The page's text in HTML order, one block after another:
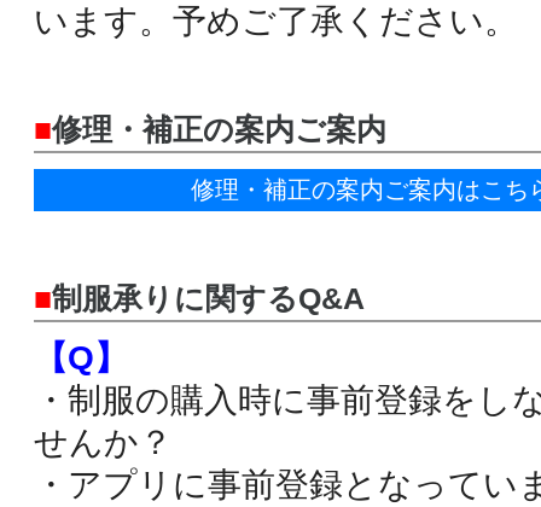
います。予めご了承ください。
■修理・補正の案内ご案内
修理・補正の案内ご案内はこち
■制服承りに関するQ&A
【Q】
・制服の購入時に事前登録をし
せんか？
・アプリに事前登録となってい